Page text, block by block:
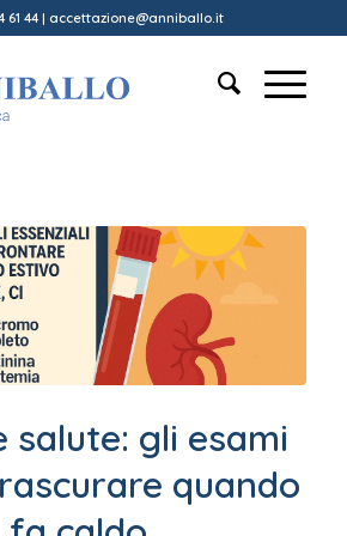
61 44| accettazione@anniballo.it
salute: gli esami
quando